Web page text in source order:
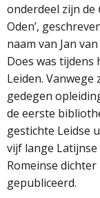
onderdeel zijn de
Oden’,
naam van Jan
Does was tijdens
Leiden.
gedegen
de eerste
gestichte Leidse
vijf lange
Romeinse
gepubliceerd.